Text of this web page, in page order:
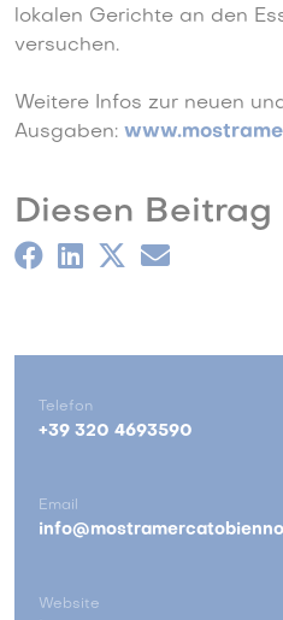
lokalen Gerichte an den
versuchen.
Weitere Infos zur neuen
Ausgaben:
Diesen Beitrag
Telefon
+39 320 4693590
Email
Website